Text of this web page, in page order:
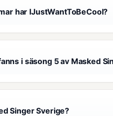
har IJustWantToBeCool?
i säsong 5 av Masked
Singer Sverige?